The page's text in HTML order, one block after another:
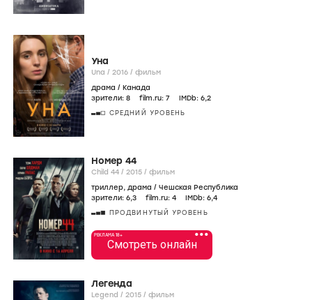
Уна
Una / 2016 / фильм
драма / Канада
зрители: 8 film.ru: 7 IMDb: 6,2
СРЕДНИЙ УРОВЕНЬ
Номер 44
Child 44 / 2015 / фильм
триллер, драма / Чешская Республика
зрители: 6,3 film.ru: 4 IMDb: 6,4
ПРОДВИНУТЫЙ УРОВЕНЬ
•••
РЕКЛАМА 18+
Смотреть онлайн
Легенда
Legend / 2015 / фильм